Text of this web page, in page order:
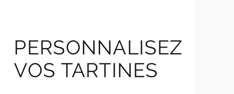
PERSONNALISEZ
VOS TARTINES